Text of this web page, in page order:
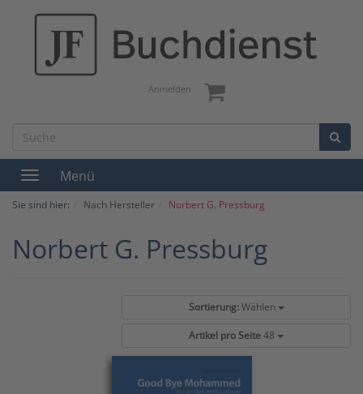
Anmelden
Toggle
navigation
Menü
Sie sind hier: Nach Hersteller Norbert G. Pressburg
Norbert G. Pressburg
Sortierung: Wählen
Artikel pro Seite48